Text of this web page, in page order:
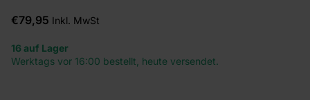
€79,95 Inkl. MwSt
16 auf Lager
Werktags vor 16:00 bestellt, heute versendet.